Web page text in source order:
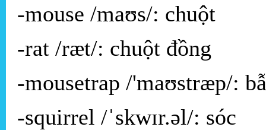
-mouse /maʊs/: chuột
-rat /ræt/: chuột đồng
-mousetrap /'maʊstræp/:
-squirrel /ˈskwɪr.əl/: sóc